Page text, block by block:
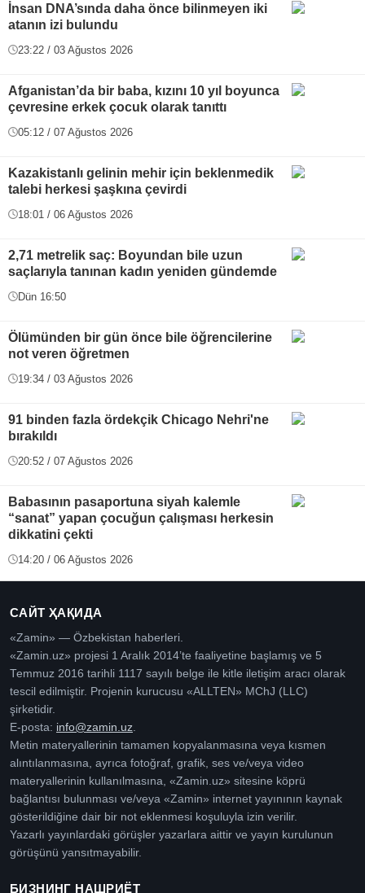
İnsan DNA’sında daha önce bilinmeyen iki
atanın izi bulundu
23:22 / 03 Ağustos 2026
Afganistan’da bir baba, kızını 10 yıl boyunca
çevresine erkek çocuk olarak tanıttı
05:12 / 07 Ağustos 2026
Kazakistanlı gelinin mehir için beklenmedik
talebi herkesi şaşkına çevirdi
18:01 / 06 Ağustos 2026
2,71 metrelik saç: Boyundan bile uzun
saçlarıyla tanınan kadın yeniden gündemde
Dün 16:50
Ölümünden bir gün önce bile öğrencilerine
not veren öğretmen
19:34 / 03 Ağustos 2026
91 binden fazla ördekçik Chicago Nehri'ne
bırakıldı
20:52 / 07 Ağustos 2026
Babasının pasaportuna siyah kalemle
“sanat” yapan çocuğun çalışması herkesin
dikkatini çekti
14:20 / 06 Ağustos 2026
САЙТ ҲАҚИДА
«Zamin» — Özbekistan haberleri.
«Zamin.uz» projesi 1 Aralık 2014’te faaliyetine başlamış ve 5
Temmuz 2016 tarihli 1117 sayılı belge ile kitle iletişim aracı olarak
tescil edilmiştir. Projenin kurucusu «ALLTEN» MChJ (LLC)
şirketidir.
E-posta: info@zamin.uz
Metin materyallerinin tamamen kopyalanmasına veya kısmen
alıntılanmasına, ayrıca fotoğraf, grafik, ses ve/veya video
materyallerinin kullanılmasına, «Zamin.uz» sitesine köprü
bağlantısı bulunması ve/veya «Zamin» internet yayınının kaynak
gösterildiğine dair bir not eklenmesi koşuluyla izin verilir.
Yazarlı yayınlardaki görüşler yazarlara aittir ve yayın kurulunun
görüşünü yansıtmayabilir.
БИЗНИНГ НАШРИЁТ